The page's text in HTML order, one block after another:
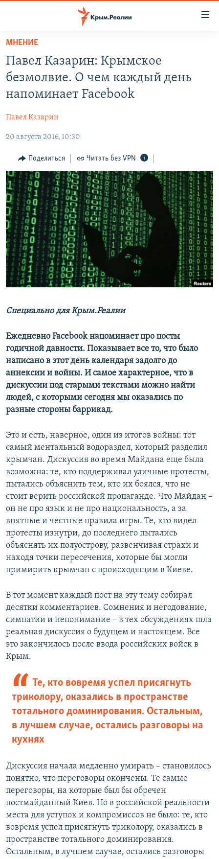
Вернуться
основному
содержанию
главной
Вернутся
поиску
СПЕЦПРОЕКТЫ
11 ЛЕТ ОККУПАЦИИ КРЫМА. 11 ИСТОРИЙ СОПРОТИВЛЕНИЯ
ЕЩЕ
ИНТЕРАКТИВ
ИНФОГРАФИКА
ТЕЛЕПРОЕКТ КРЫМ.РЕАЛИИ
СОВЕТЫ ПРАВОЗАЩИТНИКОВ
ПРОПАВШИЕ БЕЗ ВЕСТИ
ПОБЕДИТЕЛЕЙ НЕ СУДЯТ?
КРЫМ.НЕПОКОРЕННЫЙ
ELIFBE
УКРАИНСКАЯ ПРОБЛЕМА КРЫМА
РАДІО СВОБОДА
КАК ОБОЙТИ БЛОКИРОВКУ
Українською
Qırımtatar
ПРИСОЕДИНЯЙТЕСЬ!
МНЕНИЕ
Павел Казарин: Крымское
безмолвие. О чем каждый день
напоминает Facebook
Павел Казарин
20 августа 2016, 10:30
Поделиться Читать без VPN
Специально для Крым.Реалии
Ежедневно Facebook напоминает про посты
годичной давности. Показывает все то, что было
написано в этот день календаря задолго до
аннексии и войны. И самое характерное, что в
дискуссии под старыми текстами можно найти
людей, с которыми сегодня мы оказались по
разные стороны баррикад.
Это и есть, наверное, один из итогов войны: тот
самый ментальный водораздел, который разделил
крымчан. Дискуссия во время Майдана еще была
возможна: те, кто поддерживал уличные протесты,
пытались объяснить тем, кто их боялся, что не
стоит верить российской пропаганде. Что Майдан –
он не про язык и не про национальность, а за
внятные и честные правила игры. Те, кто видел
протесты изнутри, до последнего пытались
объяснять их полуострову, развенчивая страхи и
находя точки пересечения, которые бы могли
примирить крымчан с происходящим в Киеве.
В тот момент каждый пост на эту тему собирал
десятки комментариев. Сомнения и негодование,
симпатии и непонимание – в тех обсуждениях шла
реальная дискуссия о будущем и настоящем. Все
это закончилось после ввода российских войск в
Крым.
Те, кто вовремя успел присягнуть
триколору, оказались в пространстве
тотального доминирования. Остальным,
в лучшем случае, остались разговоры на
кухнях
Дискуссия начала медленно умирать – становилось
понятно, что переговоры окончены. Те самые
переговоры, на которые был бы обречен
постмайданный Киев. Но в российской реальности
места для уступок и компромиссов не было: те, кто
вовремя успел присягнуть триколору, оказались в
пространстве тотального доминирования.
Остальным, в лучшем случае, остались разговоры